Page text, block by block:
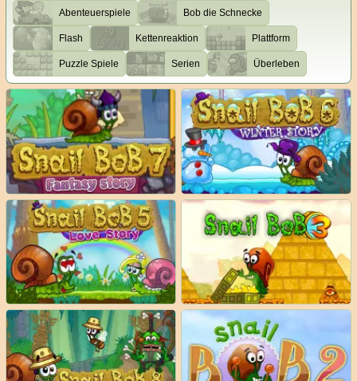
Abenteuerspiele Bob die Schnecke
Flash Kettenreaktion Plattform
Puzzle Spiele Serien Überleben